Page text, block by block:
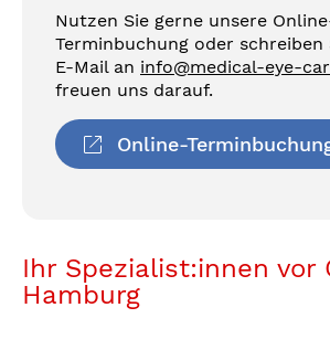
Nutzen Sie gerne unsere
Terminbuchung oder schreiben
E-Mail an info@medical-eye-
freuen uns darauf.
Online-
Ihr Spezialist:innen vor
Hamburg